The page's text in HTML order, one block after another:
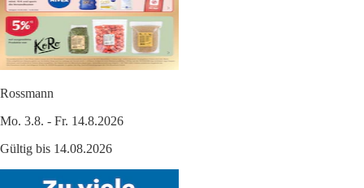
Rossmann
Mo. 3.8. - Fr. 14.8.2026
Gültig bis 14.08.2026